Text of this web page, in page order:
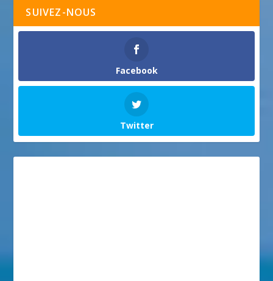
SUIVEZ-NOUS
Facebook
Twitter